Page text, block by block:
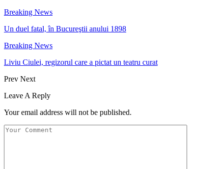
Breaking News
Un duel fatal, în Bucureştii anului 1898
Breaking News
Liviu Ciulei, regizorul care a pictat un teatru curat
Prev Next
Leave A Reply
Your email address will not be published.